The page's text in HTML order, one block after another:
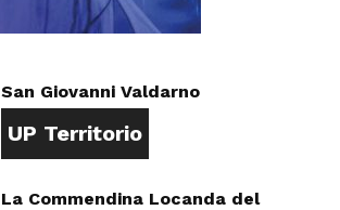
San Giovanni Valdarno
UP Territorio
La Commendina Locanda del